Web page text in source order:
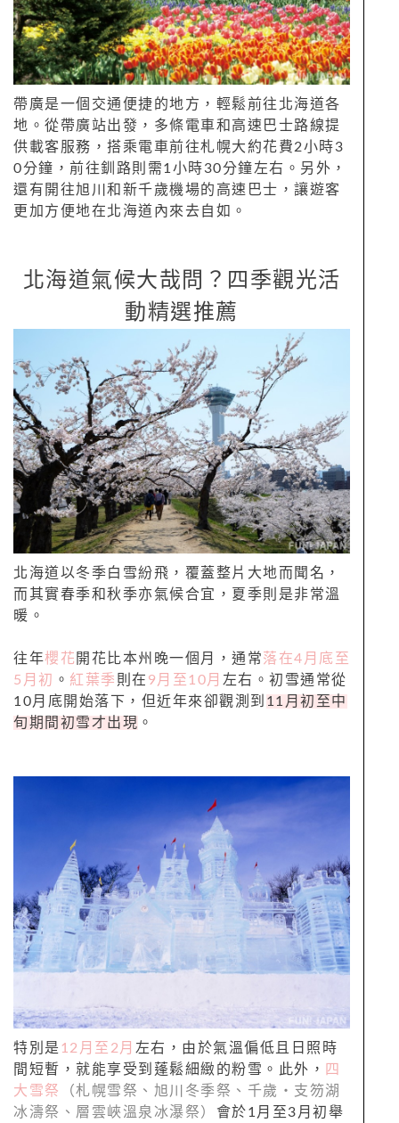
帶廣是一個交通便捷的地方，輕鬆前往北海道各
地。從帶廣站出發，多條電車和高速巴士路線提
供載客服務，搭乘電車前往札幌大約花費2小時3
0分鐘，前往釧路則需1小時30分鐘左右。另外，
還有開往旭川和新千歲機場的高速巴士，讓遊客
更加方便地在北海道內來去自如。
北海道氣候大哉問？四季觀光活
動精選推薦
北海道以冬季白雪紛飛，覆蓋整片大地而聞名，
而其實春季和秋季亦氣候合宜，夏季則是非常溫
暖。
往年櫻花 開花比本州晚一個月，通常落在4月底至
5月初 。 紅葉季 則在 9月至10月 左右。初雪通常從
10月底開始落下，但近年來卻觀測到 11月初至中
旬期間初雪才出現 。
特別是 12月至2月 左右，由於氣溫偏低且日照時
間短暫，就能享受到蓬鬆細緻的粉雪。此外， 四
大雪祭
（札幌雪祭、旭川冬季祭、千歲・支笏湖
冰濤祭、層雲峽溫泉冰瀑祭） 會於1月至3月初舉